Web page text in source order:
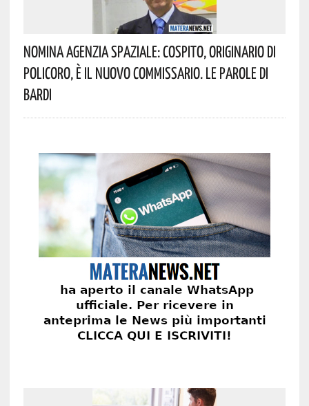
Nomina Agenzia Spaziale: Cospito, Originario Di
Policoro, È Il Nuovo Commissario. Le Parole Di
Bardi